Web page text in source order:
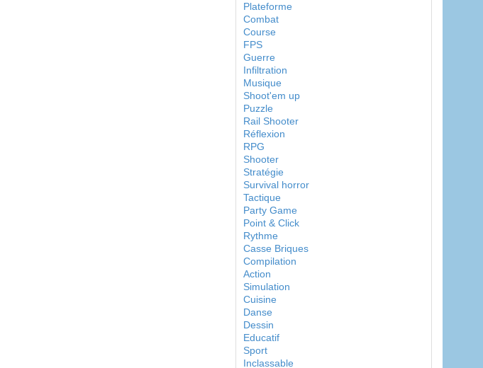
Plateforme
Combat
Course
FPS
Guerre
Infiltration
Musique
Shoot'em up
Puzzle
Rail Shooter
Réflexion
RPG
Shooter
Stratégie
Survival horror
Tactique
Party Game
Point & Click
Rythme
Casse Briques
Compilation
Action
Simulation
Cuisine
Danse
Dessin
Educatif
Sport
Inclassable